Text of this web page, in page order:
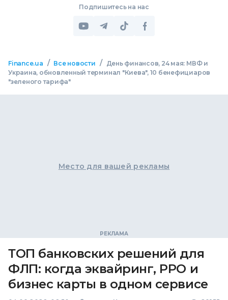
Подпишитесь на нас
Finance.ua / Все новости /
День финансов, 24 мая: МВФ и
Украина, обновленный терминал "Киева", 10 бенефициаров
"зеленого тарифа"
Место для вашей рекламы
ТОП банковских решений для
ФЛП: когда эквайринг, РРО и
бизнес карты в одном сервисе